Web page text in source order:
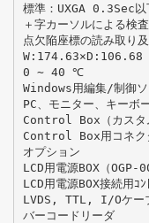
標準：UXGA 0.3Sec以
＋字カーソルによる
点欠陥座標の読み取り
W:174.63×D:106.68
0 ∼ 40 ℃
Windows用編集/制御ソ
PC、モニター、キーボ
Control Box（カスタ
Control Box用コネク
オプション
LCD用電源BOX（OGP-
LCD用電源BOX接続用
LVDS, TTL, I/Oケー
バーコードリーダ